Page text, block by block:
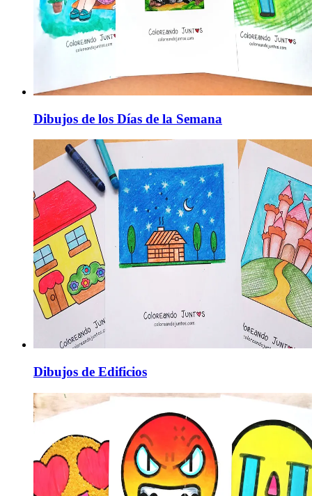
Dibujos de los Días de la Semana
Dibujos de Edificios